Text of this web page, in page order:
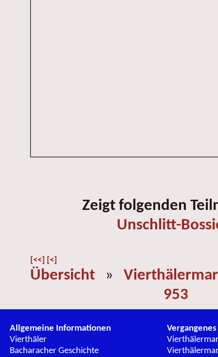
Zeigt folgenden
Unschlitt-
[<<] [<]
Übersicht »
953
Allgemeine Informationen
Vierthäler
Bacharacher Geschichte
Vergangenes